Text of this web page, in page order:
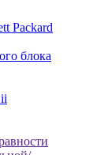
Packard
блока